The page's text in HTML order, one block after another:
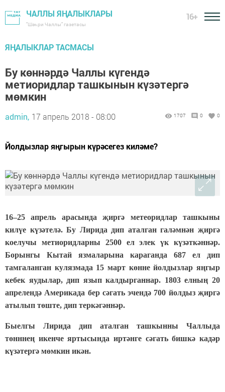
ЧАЛЛЫ ЯҢАЛЫКЛАРЫ
"Шәһри Чаллы" газетасы
16+
ЯҢАЛЫКЛАР ТАСМАСЫ
Бу көннәрдә Чаллы күгендә
метиоридлар ташкынын күзәтергә
мөмкин
admin, 17 апрель 2018 - 08:00 1707 0 0
Йолдызлар яңгырын күрәсегез киләме?
16–25 апрель арасында җиргә метеоридлар ташкыны
килүе күзәтелә. Бу Лирида дип аталган галәмнән җиргә
коелучы метиоридларны 2500 ел элек үк күзәткәннәр.
Борынгы Кытай язмаларына караганда 687 ел дип
тамгаланган кулязмада 15 март көнне йолдызлар яңгыр
кебек яудылар, дип язып калдырганнар. 1803 елның 20
апрелендә Америкада бер сәгать эчендә 700 йолдыз җиргә
атылып төште, дип теркәгәннәр.
Быелгы Лирида дип аталган ташкынны Чаллыда
төнннең икенче яртысында иртәнге сәгать бишкә кадәр
күзәтергә мөмкин икән.